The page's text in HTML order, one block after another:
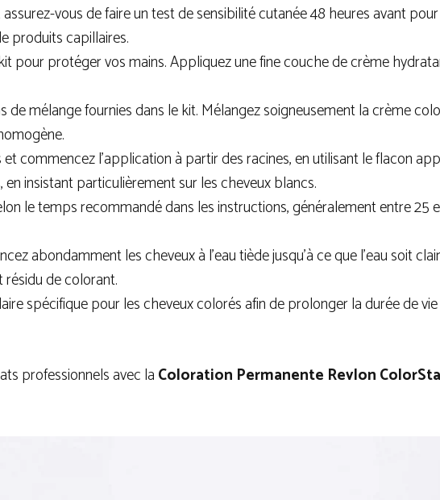
vous de faire un test de sensibilité cutanée 48 heures avant
produits capillaires.
pour protéger vos mains. Appliquez une fine couche de crème
de mélange fournies dans le kit. Mélangez soigneusement la crème
commencez l’application à partir des racines, en utilisant le flacon
insistant particulièrement sur les cheveux blancs.
le temps recommandé dans les instructions, généralement entre 25
abondamment les cheveux à l’eau tiède jusqu’à ce que l’eau soit
de colorant.
spécifique pour les cheveux colorés afin de prolonger la durée de
professionnels avec laColoration Permanente Revlon